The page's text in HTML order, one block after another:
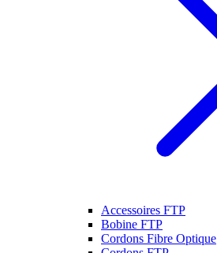
Accessoires FTP
Bobine FTP
Cordons Fibre Optique